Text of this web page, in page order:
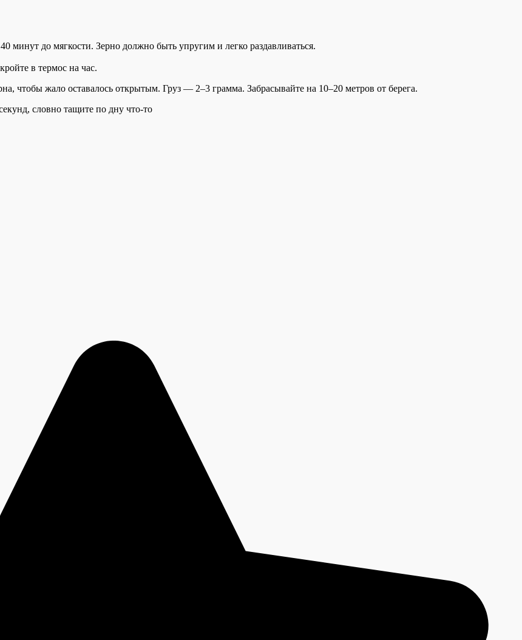
минут до мягкости. Зерно должно быть упругим и легко раздавливаться.
в термос на час.
чтобы жало оставалось открытым. Груз — 2–3 грамма. Забрасывайте на 10–20 метров от берега.
словно тащите по дну что-то